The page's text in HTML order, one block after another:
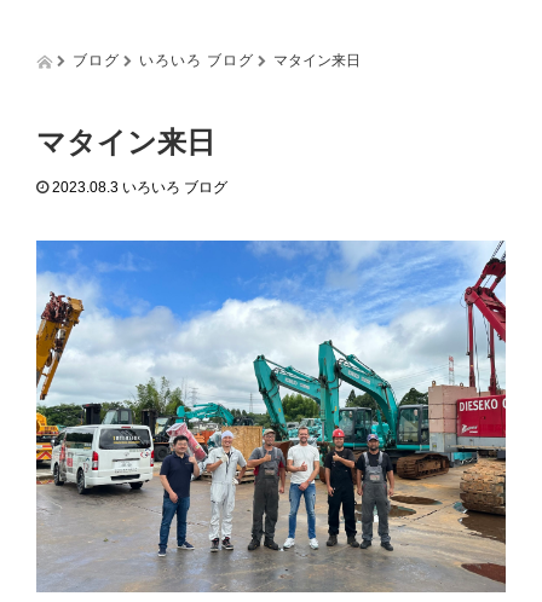
t
i
o
n
ブログ いろいろ ブログ マタイン来日
マタイン来日
2023.08.3 いろいろ ブログ